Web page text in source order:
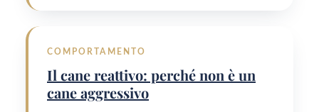
COMPORTAMENTO
Il cane reattivo: perché non è un
cane aggressivo